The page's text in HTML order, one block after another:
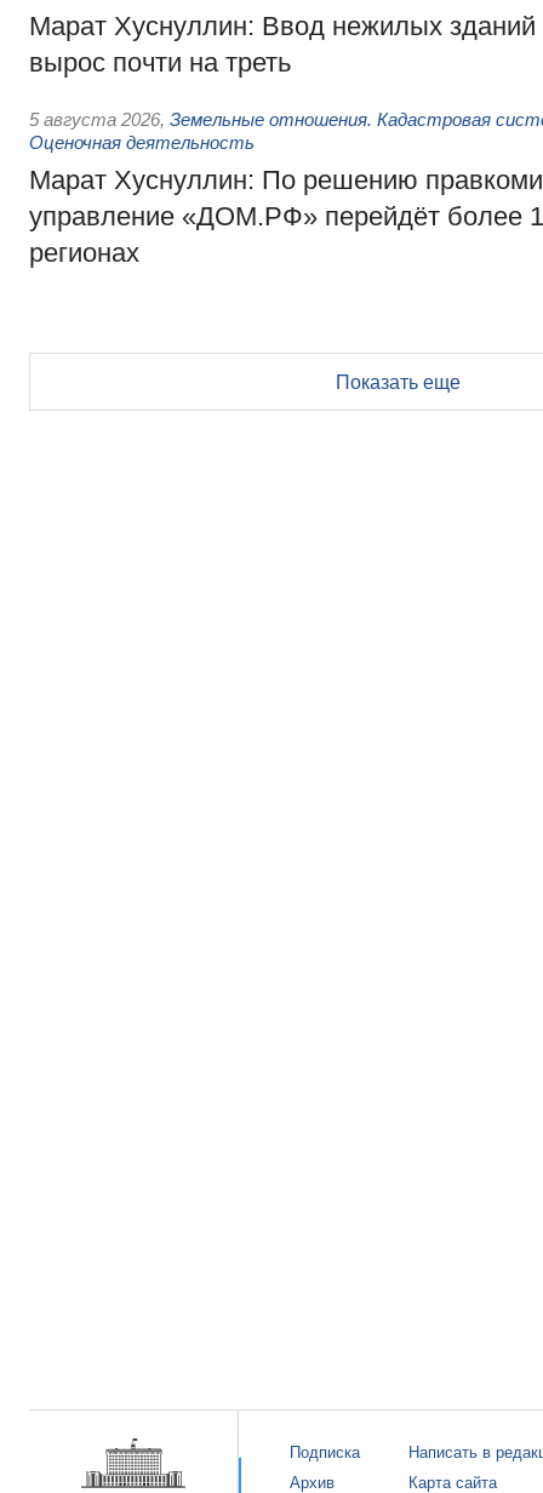
Марат Хуснуллин: Ввод нежилых зданий
вырос почти на треть
5 августа 2026, Земельные отношения. Кадастровая
Оценочная деятельность
Марат Хуснуллин: По решению
управление «ДОМ.РФ» перейдёт более
регионах
Показать еще
Подписка
Архив
Написать в
Карта сайта